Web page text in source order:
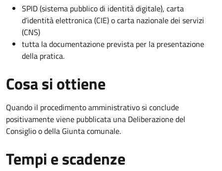
SPID (sistema pubblico di identità digitale), carta
d’identità elettronica (CIE) o carta nazionale dei servizi
(CNS)
tutta la documentazione prevista per la presentazione
della pratica.
Cosa si ottiene
Quando il procedimento amministrativo si conclude
positivamente viene pubblicata una Deliberazione del
Consiglio o della Giunta comunale.
Tempi e scadenze